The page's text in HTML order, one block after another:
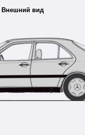
Внешний вид